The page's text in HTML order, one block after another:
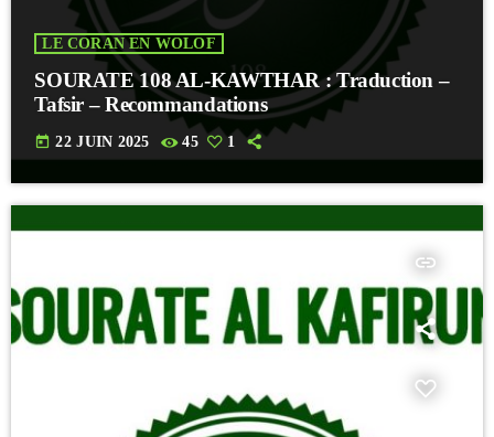
LE CORAN EN WOLOF
SOURATE 108 AL-KAWTHAR : Traduction –
Tafsir – Recommandations
today 22 JUIN 2025 45 1
insert_link